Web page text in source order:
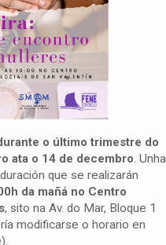
o último trimestre do
ata o 14 de decembro. Unha
que se realizarán
da mañá no Centro
, sito na Av. do Mar, Bloque 1
modificarse o horario en